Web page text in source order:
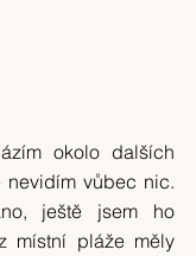
okolo dalších
nevidím vůbec nic.
ještě jsem ho
místní pláže měly